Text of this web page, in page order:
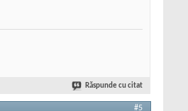
Răspunde cu citat
#5